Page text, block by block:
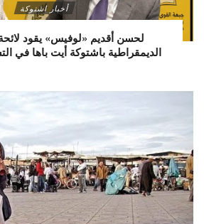
أخبار اشتوكة
لحسن أقديم «لوفيس» يقود
الديمقراطية باشتوكة أيت باها في